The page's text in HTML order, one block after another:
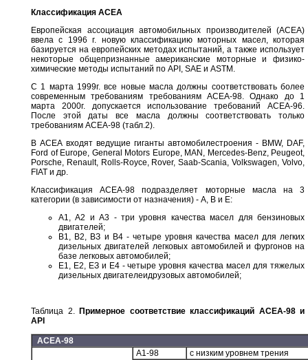
Классификация ACEA
Европейская ассоциация автомобильных производителей (АСЕА)
ввела с 1996 г. новую классификацию моторных масел, которая
базируется на европейских методах испытаний, а также использует
некоторые общепризнанные американские моторные и физико-
химические методы испытаний по API, SAE и ASTM.
С 1 марта 1999г. все новые масла должны соответствовать более
современным требованиям требованиям АСЕА-98. Однако до 1
марта 2000г. допускается использование требований АСЕА-96.
После этой даты все масла должны соответствовать только
требованиям АСЕА-98 (табл.2).
В АСЕА входят ведущие гиганты автомобилестроения - BMW, DAF,
Ford of Europe, General Motors Europe, MAN, Mercedes-Benz, Peugeot,
Porsche, Renault, Rolls-Royce, Rover, Saab-Scania, Volkswagen, Volvo,
FIAT и др.
Классификация АСЕА-98 подразделяет моторные масла на 3
категории (в зависимости от назначения) - А, В и Е:
А1, А2 и A3 - три уровня качества масел для бензиновых
двигателей;
В1, В2, ВЗ и В4 - четыре уровня качества масел для легких
дизельных двигателей легковых автомобилей и фургонов на
базе легковых автомобилей;
Е1, Е2, ЕЗ и Е4 - четыре уровня качества масел для тяжелых
дизельных двигателеидрузовых автомобилей;
Таблица 2. Примерное соответствие классификаций АСЕА-98 и
API
ACEA-98
A1-98
c низким уровнем трения